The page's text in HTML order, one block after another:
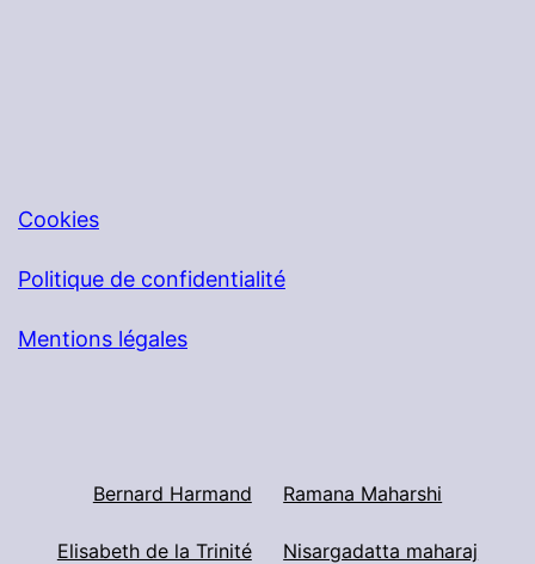
Cookies
Politique de confidentialité
Mentions légales
Bernard Harmand Ramana Maharshi
Elisabeth de la Trinité Nisargadatta maharaj